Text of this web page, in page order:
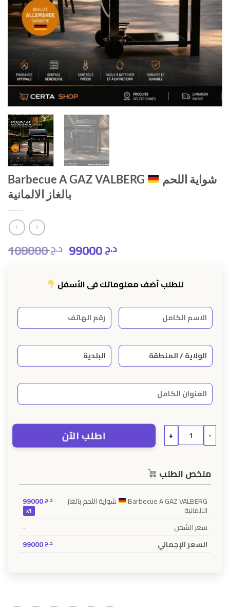
Barbecue A GAZ VALBERG
بالغاز الالمانية
د.ج108000
Le
était :
د.جLe
est :
للطلب أضف معلوماتك في الأسفل
-
+ اطلب الآن
ملخص الطلب
Barbecue A GAZ VALBERG شواية اللحم بالغاز
الالمانية
د.ج
x1
سعر الشحن
-
السعر الإجمالي
د.ج